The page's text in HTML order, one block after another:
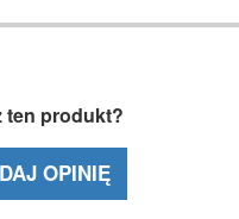
ten produkt?
OPINIĘ